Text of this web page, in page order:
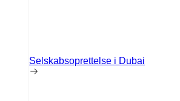
Selskabsoprettelse i Dubai